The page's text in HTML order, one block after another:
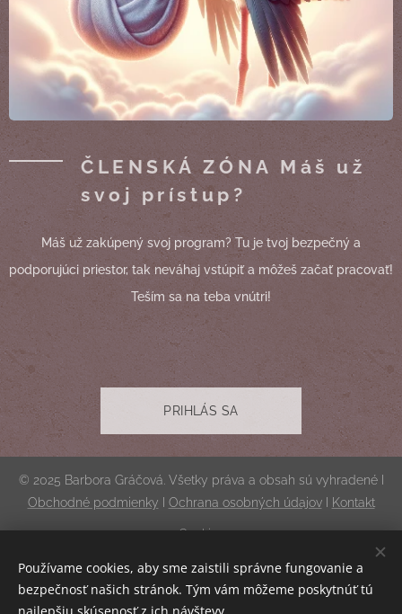
ČLENSKÁ ZÓNA Máš už
svoj prístup?
Máš už zakúpený svoj program? Tu je tvoj bezpečný a
podporujúci priestor, tak neváhaj vstúpiť a môžeš začať pracovať!
Teším sa na teba vnútri!
PRIHLÁS SA
© 2025 Barbora Gráčová. Všetky práva a obsah sú vyhradené I
Obchodné podmienky
Ochrana osobných údajovI Kontakt
Cookies
Mena
EUR €
CZK Kč
Používame cookies, aby sme zaistili správne fungovanie a
bezpečnosť našich stránok. Tým vám môžeme poskytnúť tú